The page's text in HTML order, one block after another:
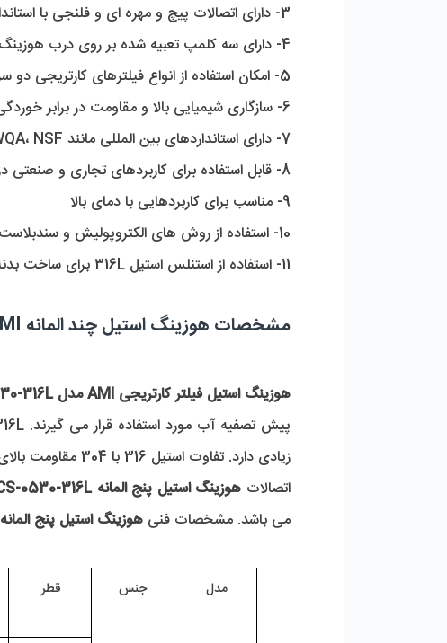
3- دارای اتصالات پیچ و مهره ای و فلنجی با استانداردهای: DIN، BSP و ANSI
4- دارای سه کلمپ تعبیه شده بر روی درب هوزینگ
5- امکان استفاده از انواع فیلترهای کارتریجی دو سر باز
6- سازگاری شیمیایی بالا و مقاومت در برابر خوردگی
7- دارای استانداردهای بین المللی مانند WQA، NSF
8- قابل استفاده برای کاربردهای تجاری و صنعتی در حجم های بالا
9- مناسب برای کاربردهایی با دمای بالا
10- استفاده از روش های الکتروپولیش و سندبلاست برای بهبود سطح هوزینگ
11- استفاده از استنلس استیل 316L برای ساخت بدنه که باعث گسترده شدن موارد استفاده از هوزینگ شده است.
مشخصات هوزینگ استیل چند المانه AMI مدل TCS-0530-316L
هوزینگ استیل فیلتر کارتریجی AMI مدل TCS-0530-316L
زیادی دارد. تفاوت استیل 316 با 304 مقاومت بالای دمای SS 316 می باشد.
اتصالات هوزینگ استیل پنج المانه TCS-0530-316L
می باشد. مشخصات فنی هوزینگ استیل پنج المانه AMI مدل TCS-0530-316L
مدل جنس
قطر